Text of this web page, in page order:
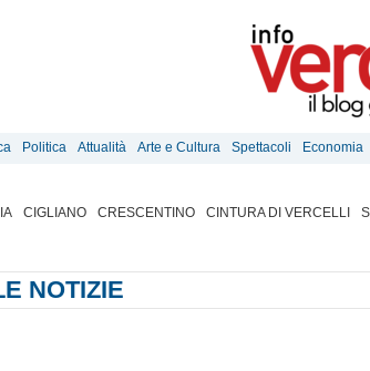
Politica Attualità Arte e Cultura Spettacoli Economia
CIGLIANO CRESCENTINO CINTURA DI VERCELLI
NOTIZIE